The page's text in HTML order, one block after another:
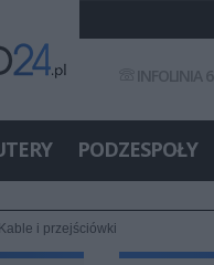
INFOLINIA
PODZESPOŁY
Kable i przejściówki